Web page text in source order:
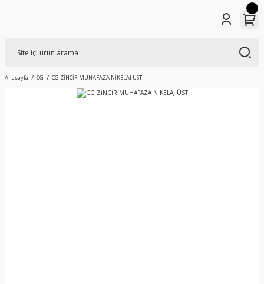
Anasayfa CG CG ZİNCİR MUHAFAZA NİKELAJ ÜST